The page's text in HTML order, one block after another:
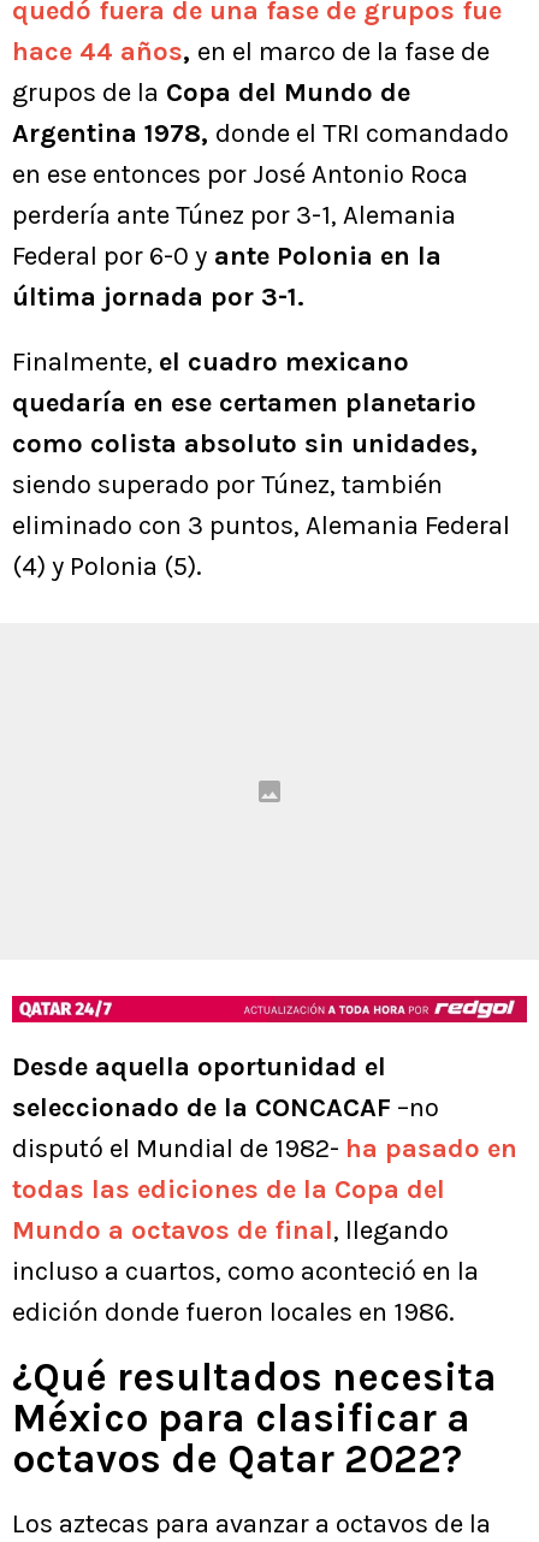
quedó fuera de una fase de grupos fue
hace 44 años, en el marco de la fase de
grupos de la Copa del Mundo de
Argentina 1978, donde el TRI comandado
en ese entonces por José Antonio Roca
perdería ante Túnez por 3-1, Alemania
Federal por 6-0 y ante Polonia en la
última jornada por 3-1.
Finalmente, el cuadro mexicano
quedaría en ese certamen planetario
como colista absoluto sin unidades,
siendo superado por Túnez, también
eliminado con 3 puntos, Alemania Federal
(4) y Polonia (5).
Desde aquella oportunidad el
seleccionado de la CONCACAF –no
disputó el Mundial de 1982- ha pasado en
todas las ediciones de la Copa del
Mundo a octavos de final, llegando
incluso a cuartos, como aconteció en la
edición donde fueron locales en 1986.
¿Qué resultados necesita
México para clasificar a
octavos de Qatar 2022?
Los aztecas para avanzar a octavos de la